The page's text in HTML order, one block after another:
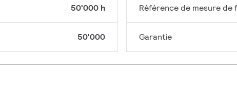
50'000 h
50'000
Référence de mesure de
Garantie